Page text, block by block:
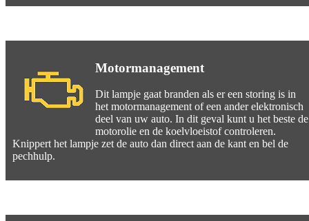
Motormanagement
Dit lampje gaat branden als er een storing is in
het motormanagement of een ander elektronisch
deel van uw auto. In dit geval kunt u het beste de
motorolie en de koelvloeistof controleren.
Knippert het lampje zet de auto dan direct aan de kant en bel de
pechhulp.